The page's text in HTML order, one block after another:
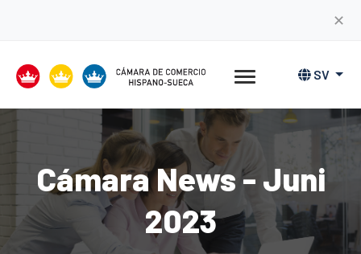
✕
SV
Cámara News - Juni
2023